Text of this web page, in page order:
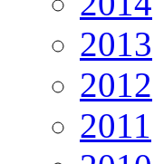
2013
2012
2011